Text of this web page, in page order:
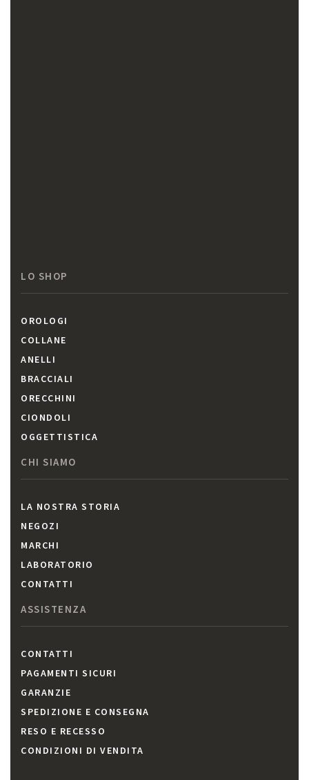
LO SHOP
OROLOGI
COLLANE
ANELLI
BRACCIALI
ORECCHINI
CIONDOLI
OGGETTISTICA
CHI SIAMO
LA NOSTRA STORIA
NEGOZI
MARCHI
LABORATORIO
CONTATTI
ASSISTENZA
CONTATTI
PAGAMENTI SICURI
GARANZIE
SPEDIZIONE E CONSEGNA
RESO E RECESSO
CONDIZIONI DI VENDITA